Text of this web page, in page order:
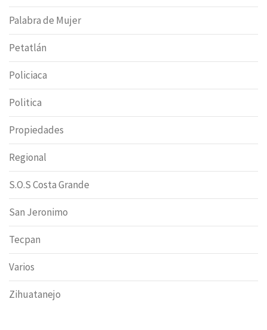
Palabra de Mujer
Petatlán
Policiaca
Politica
Propiedades
Regional
S.O.S Costa Grande
San Jeronimo
Tecpan
Varios
Zihuatanejo